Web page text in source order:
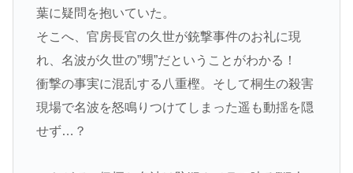
葉に疑問を抱いていた。
そこへ、官房長官の久世が銃撃事件のお礼に現
れ、名波が久世の”甥”だということがわかる！
衝撃の事実に混乱する八重樫。そして桐生の殺害
現場で名波を怒鳴りつけてしまった遥も動揺を隠
せず…？